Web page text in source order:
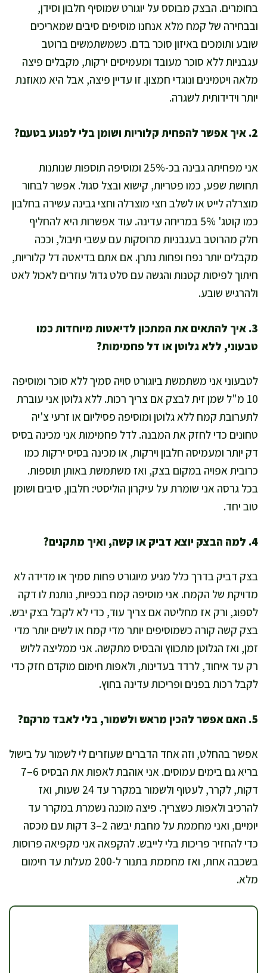
בחומרים. הבצק מבוסס על יוגורט שמוסיף חלבון וסידן,
ובבחירה של קמח מלא אנחנו מוסיפים סיבים שמאריכים
שובע ותומכים באיזון סוכר בדם. כשמשתמשים ברוטב
עגבניות ללא סוכר מעובד ומעמיסים ירקות, מקבלים פיצה
מלאה ויטמינים ונוגדי חמצון. זו עדיין פיצה, אבל היא מאוזנת
יותר וידידותית לשגרה.
2. איך אפשר להפחית קלוריות ושומן בלי לפגוע בטעם?
אני מפחיתה גבינה בכ-25% ומוסיפה תוספות שנותנות
תחושת שפע, כמו פטריות, קישוא ובצל סגול. אפשר לבחור
מוצרלה לייט או לשלב חצי מוצרלה וחצי גבינה עשירה בחלבון
כמו קוטג' 5% במריחה עדינה. עוד אפשרות היא להחליף
חלק מהרוטב בעגבניות מרוסקות עם עשבי תיבול, וככה
מקבלים יותר נפח ופחות נתרן. אם אתם בדיאטה דל קלוריות,
חיתוך לפיסות קטנות והגשה עם סלט גדול עוזרים לאכול לאט
ולהרגיש שובע.
3. איך להתאים את המתכון לדיאטות מיוחדות כמו
טבעוני, ללא גלוטן או דל פחמימות?
לטבעוני אני משתמשת ביוגורט סויה סמיך ללא סוכר ומוסיפה
10 מ"ל שמן זית לבצק אם צריך רכות. ללא גלוטן אני עוברת
לתערובת קמח ללא גלוטן ומוסיפה פסיליום או זרעי צ'יה
טחונים כדי לחזק את המבנה. לדל פחמימות אני מכינה בסיס
דק יותר ומעמיסה חלבון וירקות, או מכינה בסיס ירקות כמו
כרובית אפויה במקום בצק, ואז משתמשת באותן תוספות.
בכל גרסה אני שומרת על עיקרון הוליסטי: חלבון, סיבים ושומן
טוב יחד.
4. למה הבצק יוצא דביק או קשה, ואיך מתקנים?
בצק דביק בדרך כלל מגיע מיוגורט פחות סמיך או מדידה לא
מדויקת של הקמח. אני מוסיפה קמח בכפיות, נותנת לו דקה
לספוג, ורק אז מחליטה אם צריך עוד, כדי לא לקבל בצק יבש.
בצק קשה קורה כשמוסיפים יותר מדי קמח או לשים יותר מדי
זמן, ואז הגלוטן מתכווץ והבסיס מתקשה. אני ממליצה ללוש
רק עד איחוד, לרדד בעדינות, ולאפות חימום מוקדם חזק כדי
לקבל רכות בפנים ופריכות עדינה בחוץ.
5. האם אפשר להכין מראש ולשמור, בלי לאבד מרקם?
אפשר בהחלט, וזה אחד הדברים שעוזרים לי לשמור על בישול
בריא גם בימים עמוסים. אני אוהבת לאפות את הבסיס 6–7
דקות, לקרר, לעטוף ולשמור במקרר עד 24 שעות, ואז
להרכיב ולאפות כשצריך. פיצה מוכנה נשמרת במקרר עד
יומיים, ואני מחממת על מחבת יבשה 2–3 דקות עם מכסה
כדי להחזיר פריכות בלי לייבש. להקפאה אני מקפיאה פרוסות
בשכבה אחת, ואז מחממת בתנור ל-200 מעלות עד חימום
מלא.